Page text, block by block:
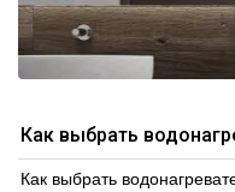
Как выбрать
Как выбрать